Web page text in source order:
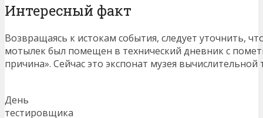
Интересный факт
Возвращаясь к истокам события, следует уточнить,
мотылек был помещен в технический дневник с
причина». Сейчас это экспонат музея вычислительной
День
тестировщика